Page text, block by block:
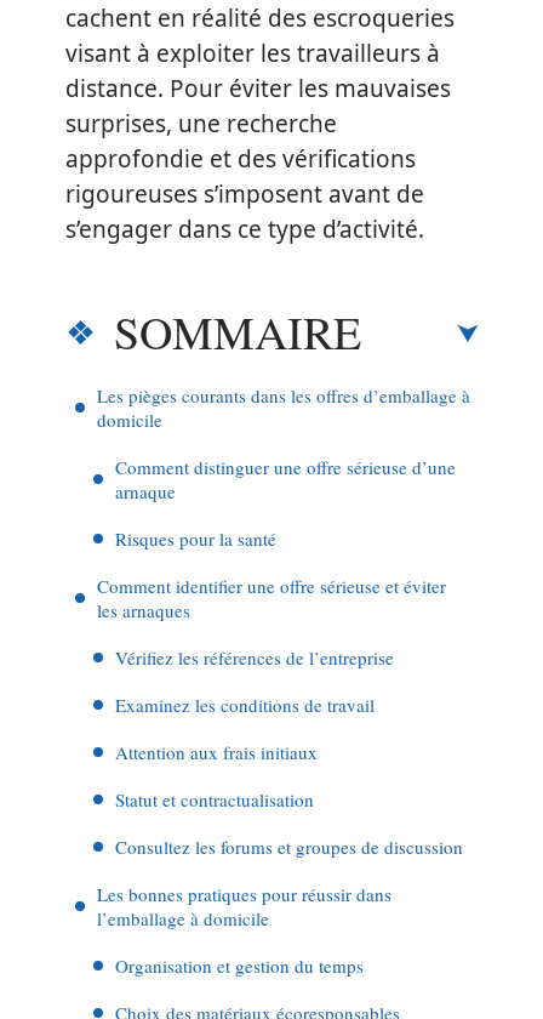
cachent en réalité des escroqueries
visant à exploiter les travailleurs à
distance. Pour éviter les mauvaises
surprises, une recherche
approfondie et des vérifications
rigoureuses s’imposent avant de
s’engager dans ce type d’activité.
SOMMAIRE
Les pièges courants dans les offres d’emballage à
domicile
Comment distinguer une offre sérieuse d’une
arnaque
Risques pour la santé
Comment identifier une offre sérieuse et éviter
les arnaques
Vérifiez les références de l’entreprise
Examinez les conditions de travail
Attention aux frais initiaux
Statut et contractualisation
Consultez les forums et groupes de discussion
Les bonnes pratiques pour réussir dans
l’emballage à domicile
Organisation et gestion du temps
Choix des matériaux écoresponsables